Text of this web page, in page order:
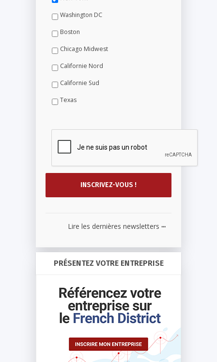
Washington DC
Boston
Chicago Midwest
Californie Nord
Californie Sud
Texas
Lire les dernières newsletters ...
PRÉSENTEZ VOTRE ENTREPRISE